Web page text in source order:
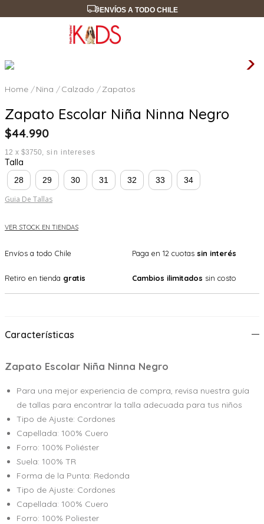
ENVÍOS A TODO CHILE
Nina Calzado Zapatos
Zapato Escolar Niña Ninna Negro
$44.990
12 x $3750 sin intereses
Talla
28 29 30 31 32 33 34
Guia De Tallas
VER STOCK EN TIENDAS
Envíos a todo Chile Paga en 12 cuotas sin interés
Retiro en tienda gratis Cambios ilimitados sin costo
Características
Zapato Escolar Niña Ninna Negro
Para una mejor experiencia de compra, revisa nuestra guía
de tallas para encontrar la talla adecuada para tus niños
Tipo de Ajuste: Cordones
Capellada: 100% Cuero
Forro: 100% Poliéster
Suela: 100% TR
Forma de la Punta: Redonda
Tipo de Ajuste: Cordones
Capellada: 100% Cuero
Forro: 100% Poliester